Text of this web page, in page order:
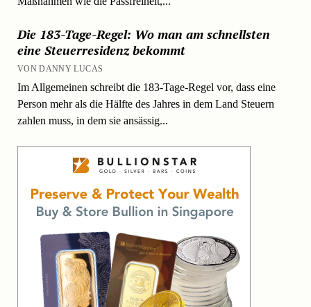
Die 183-Tage-Regel: Wo man am schnellsten
eine Steuerresidenz bekommt
VON DANNY LUCAS
Im Allgemeinen schreibt die 183-Tage-Regel vor, dass eine
Person mehr als die Hälfte des Jahres in dem Land Steuern
zahlen muss, in dem sie ansässig...